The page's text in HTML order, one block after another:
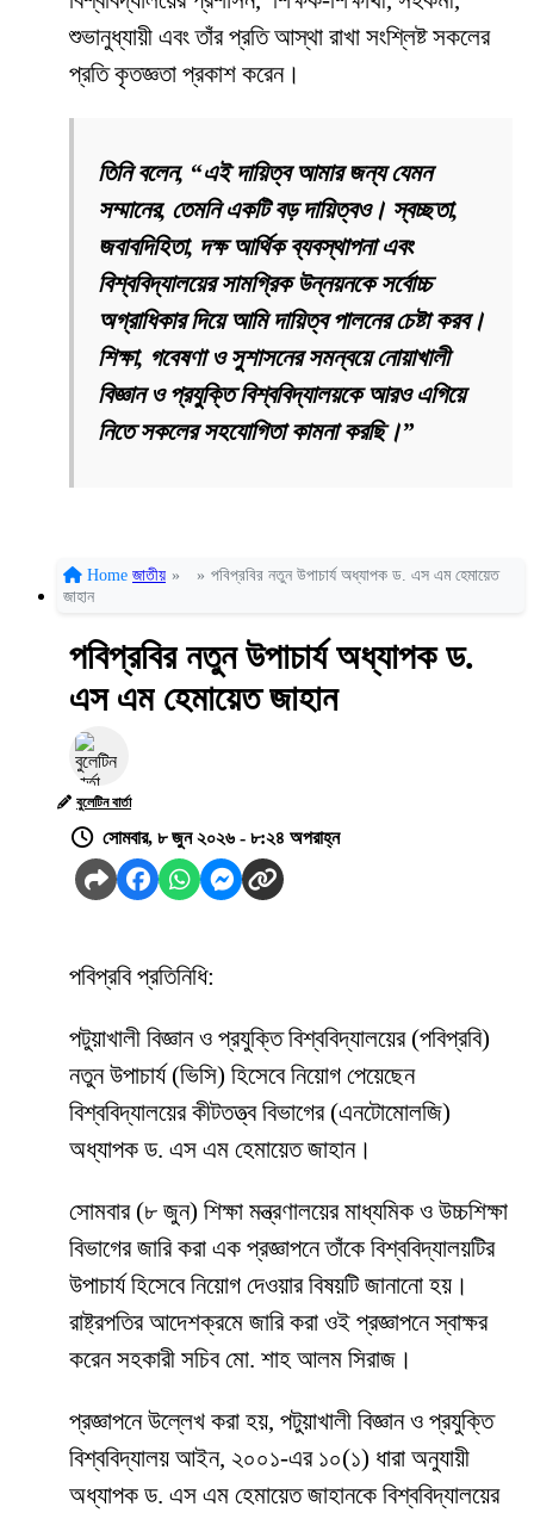
শুভানুধ্যায়ী এবং তাঁর প্রতি আস্থা রাখা সংশ্লিষ্ট সকলের
প্রতি কৃতজ্ঞতা প্রকাশ করেন।
তিনি বলেন, “এই দায়িত্ব আমার জন্য যেমন
সম্মানের, তেমনি একটি বড় দায়িত্বও। স্বচ্ছতা,
জবাবদিহিতা, দক্ষ আর্থিক ব্যবস্থাপনা এবং
বিশ্ববিদ্যালয়ের সামগ্রিক উন্নয়নকে সর্বোচ্চ
অগ্রাধিকার দিয়ে আমি দায়িত্ব পালনের চেষ্টা করব।
শিক্ষা, গবেষণা ও সুশাসনের সমন্বয়ে নোয়াখালী
বিজ্ঞান ও প্রযুক্তি বিশ্ববিদ্যালয়কে আরও এগিয়ে
নিতে সকলের সহযোগিতা কামনা করছি।”
Home জাতীয় » » পবিপ্রবির নতুন উপাচার্য অধ্যাপক ড. এস এম হেমায়েত
জাহান
পবিপ্রবির নতুন উপাচার্য অধ্যাপক ড.
এস এম হেমায়েত জাহান
বুলেটিন বার্তা
সোমবার, ৮ জুন ২০২৬ - ৮:২৪ অপরাহ্ন
পবিপ্রবি প্রতিনিধি:
পটুয়াখালী বিজ্ঞান ও প্রযুক্তি বিশ্ববিদ্যালয়ের (পবিপ্রবি)
নতুন উপাচার্য (ভিসি) হিসেবে নিয়োগ পেয়েছেন
বিশ্ববিদ্যালয়ের কীটতত্ত্ব বিভাগের (এনটোমোলজি)
অধ্যাপক ড. এস এম হেমায়েত জাহান।
সোমবার (৮ জুন) শিক্ষা মন্ত্রণালয়ের মাধ্যমিক ও উচ্চশিক্ষা
বিভাগের জারি করা এক প্রজ্ঞাপনে তাঁকে বিশ্ববিদ্যালয়টির
উপাচার্য হিসেবে নিয়োগ দেওয়ার বিষয়টি জানানো হয়।
রাষ্ট্রপতির আদেশক্রমে জারি করা ওই প্রজ্ঞাপনে স্বাক্ষর
করেন সহকারী সচিব মো. শাহ আলম সিরাজ।
প্রজ্ঞাপনে উল্লেখ করা হয়, পটুয়াখালী বিজ্ঞান ও প্রযুক্তি
বিশ্ববিদ্যালয় আইন, ২০০১-এর ১০(১) ধারা অনুযায়ী
অধ্যাপক ড. এস এম হেমায়েত জাহানকে বিশ্ববিদ্যালয়ের